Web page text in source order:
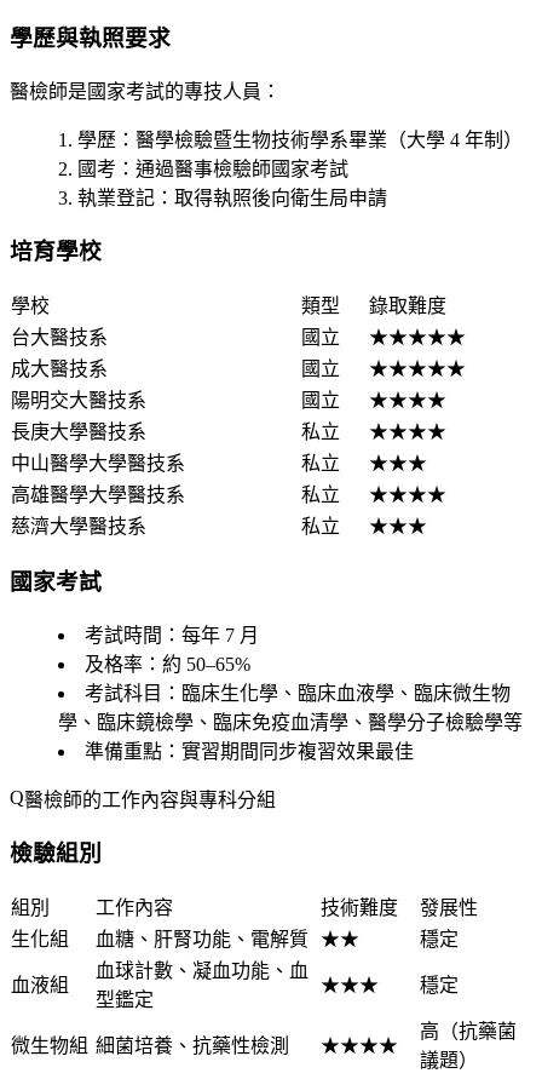
學歷與執照要求
醫檢師是國家考試的專技人員：
學歷 ：醫學檢驗暨生物技術學系畢業（大學 4 年制）
國考 ：通過醫事檢驗師國家考試
執業登記 ：取得執照後向衛生局申請
培育學校
學校 類型
錄取難度
台大醫技系
國立
★★★★★
成大醫技系
國立
★★★★★
陽明交大醫技系
國立
★★★★
長庚大學醫技系
私立
★★★★
中山醫學大學醫技系
私立
★★★
高雄醫學大學醫技系
私立
★★★★
慈濟大學醫技系
私立 ★★★
國家考試
考試時間 ：每年 7 月
及格率 ：約 50–65%
考試科目 ：臨床生化學、臨床血液學、臨床微生物
學、臨床鏡檢學、臨床免疫血清學、醫學分子檢驗學等
準備重點 ：實習期間同步複習效果最佳
醫檢師的工作內容與專科分組
檢驗組別
組別 工作內容 技術難度
發展性
生化組
血糖、肝腎功能、電解質 ★★ 穩定
血液組
血球計數、凝血功能、血
型鑑定
★★★ 穩定
微生物組 細菌培養、抗藥性檢測 ★★★★
高（抗藥菌
議題）